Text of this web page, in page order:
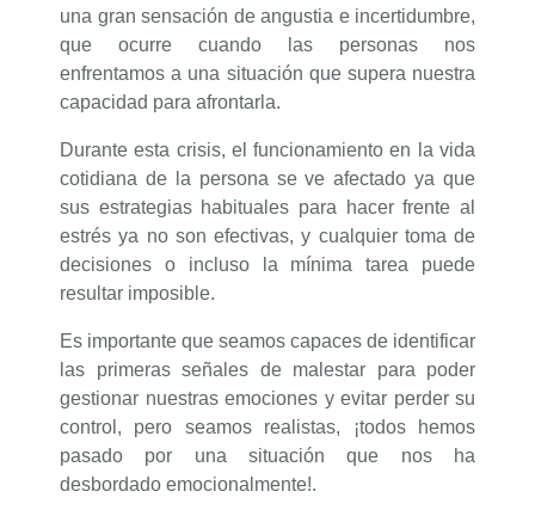
una gran sensación de angustia e incertidumbre,
que ocurre cuando las personas nos
enfrentamos a una situación que supera nuestra
capacidad para afrontarla.
Durante esta crisis, el funcionamiento en la vida
cotidiana de la persona se ve afectado ya que
sus estrategias habituales para hacer frente al
estrés ya no son efectivas, y cualquier toma de
decisiones o incluso la mínima tarea puede
resultar imposible.
Es importante que seamos capaces de identificar
las primeras señales de malestar para poder
gestionar nuestras emociones y evitar perder su
control, pero seamos realistas, ¡todos hemos
pasado por una situación que nos ha
desbordado emocionalmente!.